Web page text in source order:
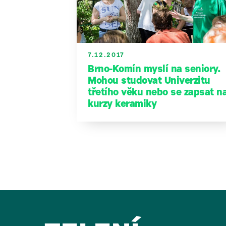
7.12.2017
Brno-Komín myslí na seniory.
Mohou studovat Univerzitu
třetího věku nebo se zapsat
kurzy keramiky